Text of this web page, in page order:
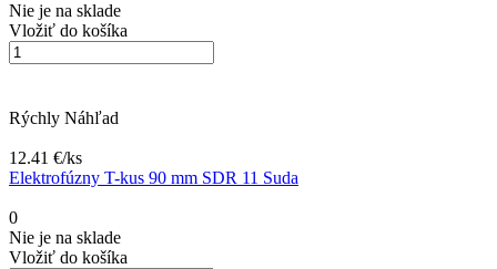
Nie je na sklade
Vložiť do košíka
Rýchly Náhľad
12.41 €/ks
Elektrofúzny T-kus 90 mm SDR 11 Suda
0
Nie je na sklade
Vložiť do košíka